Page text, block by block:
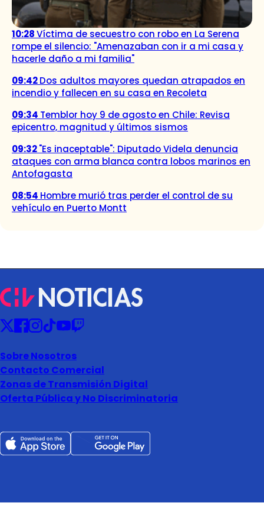
10:28Víctima de secuestro con robo en La Serena
rompe el silencio: "Amenazaban con ir a mi casa y
hacerle daño a mi familia"
09:42Dos adultos mayores quedan atrapados en
incendio y fallecen en su casa en Recoleta
09:34 Temblor hoy 9 de agosto en Chile: Revisa
epicentro, magnitud y últimos sismos
09:32"Es inaceptable": Diputado Videla denuncia
ataques con arma blanca contra lobos marinos en
Antofagasta
08:54 Hombre murió tras perder el control de su
vehículo en Puerto Montt
Sobre Nosotros
Contacto Comercial
Zonas de Transmisión Digital
Oferta Pública y No Discriminatoria